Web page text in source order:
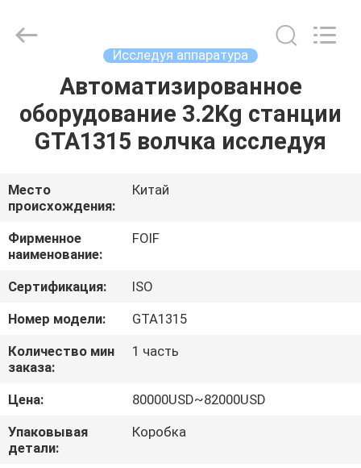
ПРОДУКТЫ
О
НАС
ПУТЕШЕСТВИЕ
ФАБРИКИ
ПРОВЕРКА
КАЧЕСТВА
СВЯЖИТЕСЬ
МЫ
Instrument
Co.,Ltd.
Исследуя аппаратура
Автоматизированное
оборудование 3.2Kg станции
GTA1315 волчка исследуя
Место
происхождения:
Китай
Фирменное
наименование:
FOIF
Сертификация:
ISO
Номер модели:
GTA1315
Количество мин
заказа:
1 часть
Цена:
80000USD~82000USD
Упаковывая
детали:
Коробка